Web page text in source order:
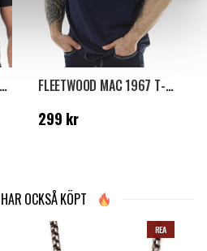
T-SHIRT - SVART
FLEETWOOD MAC 1967 T-SHIRT - MÖRKBLÅ
Pris: 299 kr
299 kr
OCKSÅ KÖPT
REA